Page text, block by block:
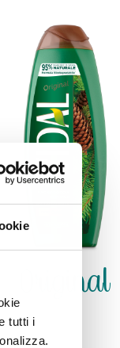
tutti i
Original